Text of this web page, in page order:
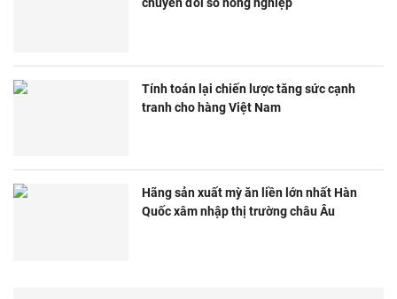
Tính toán lại chiến lược tăng sức cạnh
tranh cho hàng Việt Nam
Hãng sản xuất mỳ ăn liền lớn nhất Hàn
Quốc xâm nhập thị trường châu Âu